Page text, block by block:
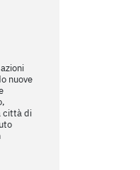
nuove
città di